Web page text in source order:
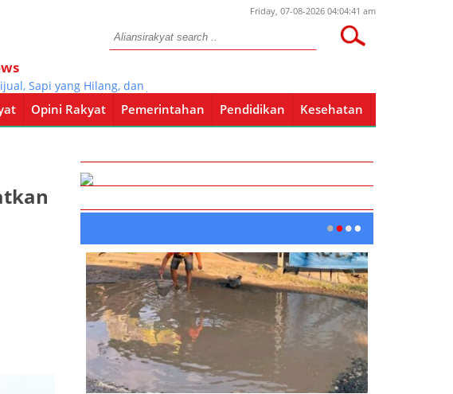
Friday, 07-08-2026 04:04:41 am
Sapi yang Hilang, dan Janji Kerja yang Tak Pernah Datang, Hinga hutang di lakukan
Opini Rakyat Pemerintahan Pendidikan Kesehatan
Pemerintahan Pendidikan Kesehatan